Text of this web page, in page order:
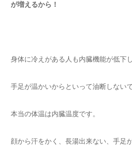
が増えるから！
身体に冷えがある人も内臓機能が低下
手足が温かいからといって油断しない
本当の体温は内臓温度です。
顔から汗をかく、長湯出来ない、手足